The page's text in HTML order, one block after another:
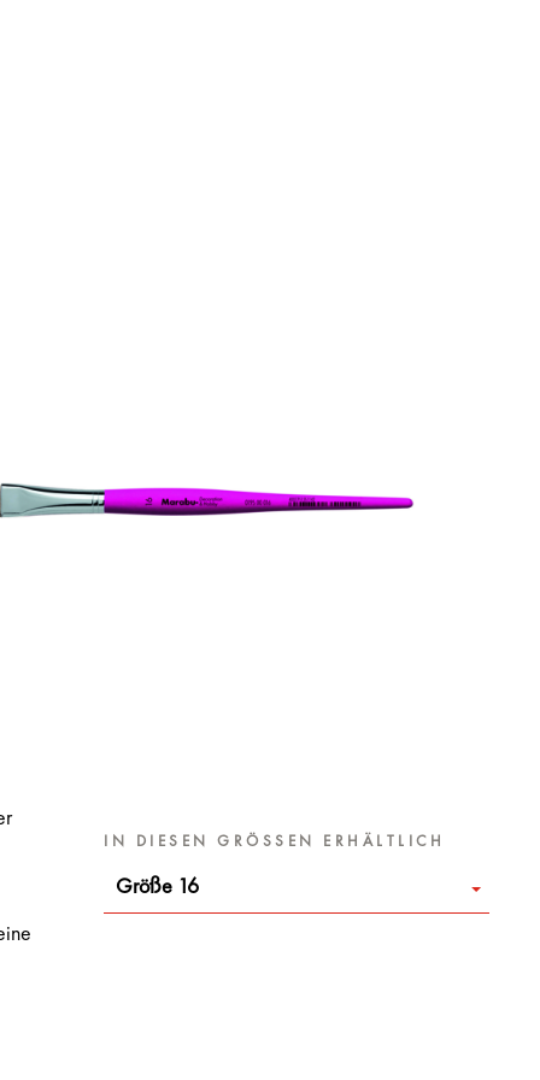
IN DIESEN GRÖSSEN ERHÄLTLICH
Größe 16